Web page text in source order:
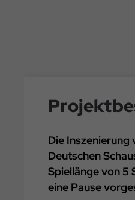
Die Inszenierung
Deutschen
Spiellänge von 5
eine Pause